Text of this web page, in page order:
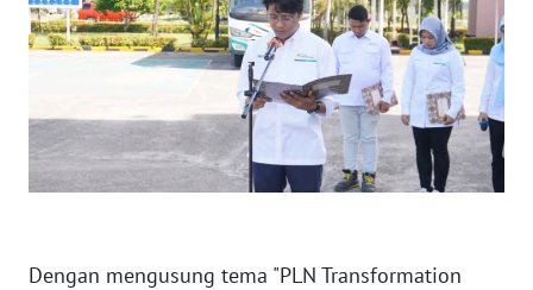
Dengan mengusung tema "PLN Transformation
NTB
WN
SULBAR
BABEL